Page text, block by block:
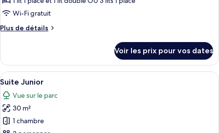
1
lit
double
ou
avec
jumeaux,
ce
type
de
Chambre
Triple
Supérieure
Wi-Fi gratuit
Plus de détails
Plus
le
type
de
Chambre
Triple
Supérieure
Voir les prix pour vos dates
Afficher
toutes
les
photos
pour
Une chambre d’hôtel moderne
7
Suite Junior
Vue sur le parc
30 m²
1 chambre